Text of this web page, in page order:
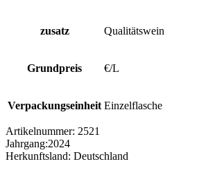
zusatz Qualitätswein
Grundpreis €/L
Verpackungseinheit Einzelflasche
Artikelnummer: 2521
Jahrgang:2024
Herkunftsland: Deutschland